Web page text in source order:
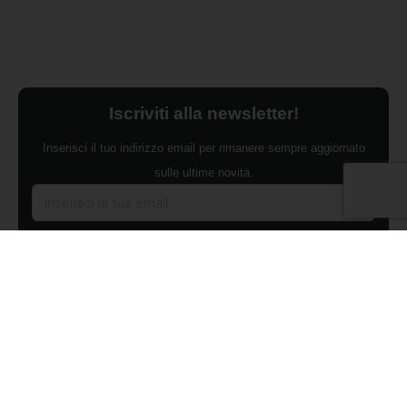
Iscriviti alla newsletter!
Inserisci il tuo indirizzo email per rimanere sempre aggiornato
sulle ultime novità.